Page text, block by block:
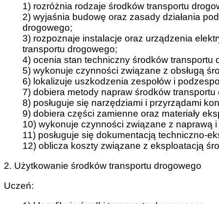
1) rozróżnia rodzaje środków transportu
2) wyjaśnia budowę oraz zasady działania
drogowego;
3) rozpoznaje instalacje oraz urządzenia
transportu drogowego;
4) ocenia stan techniczny środków transportu
5) wykonuje czynności związane z obsługą
6) lokalizuje uszkodzenia zespołów i
7) dobiera metody napraw środków transportu
8) posługuje się narzędziami i przyrządami
9) dobiera części zamienne oraz materiały
10) wykonuje czynności związane z naprawą
11) posługuje się dokumentacją techniczno-
12) oblicza koszty związane z eksploatacją
2. Użytkowanie środków transportu drogowego
Uczeń: